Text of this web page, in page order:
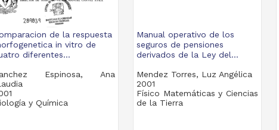
de la respuesta
in vitro de
diferentes...
Espinosa, Ana
y Química
Manual operativo de los
seguros de pensiones
derivados de la Ley del...
Mendez Torres, Luz Angélica
2001
Físico Matemáticas y Ciencias
de la Tierra